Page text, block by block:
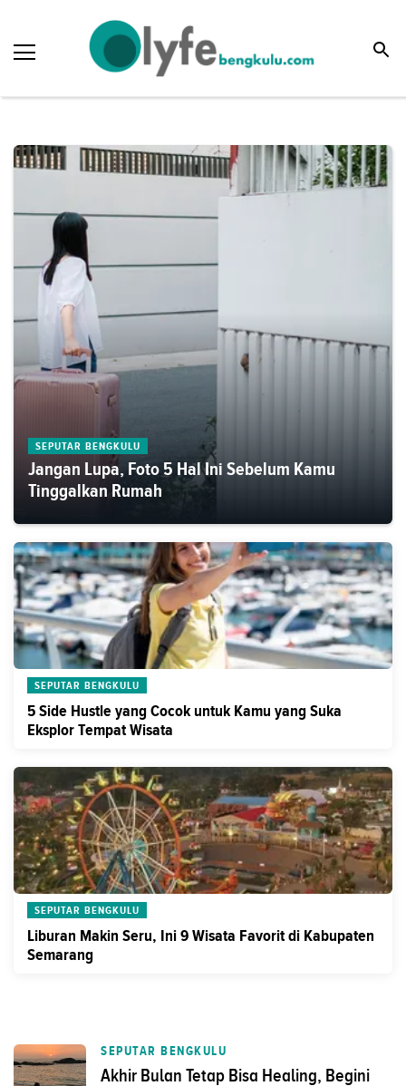
SEPUTAR BENGKULU
Jangan Lupa, Foto 5 Hal Ini Sebelum Kamu
Tinggalkan Rumah
SEPUTAR BENGKULU
5 Side Hustle yang Cocok untuk Kamu yang Suka
Eksplor Tempat Wisata
SEPUTAR BENGKULU
Liburan Makin Seru, Ini 9 Wisata Favorit di Kabupaten
Semarang
SEPUTAR BENGKULU
Akhir Bulan Tetap Bisa Healing, Begini